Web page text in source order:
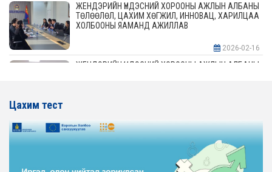
ЖЕНДЭРИЙН ҮНДЭСНИЙ ХОРООНЫ АЖЛЫН АЛБАНЫ
ТӨЛӨӨЛӨЛ, ЦАХИМ ХӨГЖИЛ, ИННОВАЦ, ХАРИЛЦАА
ХОЛБООНЫ ЯАМАНД АЖИЛЛАВ
2026-02-16
ЖЕНДЭРИЙН ҮНДЭСНИЙ ХОРООНЫ АЖЛЫН АЛБАНЫ
ЖЕНДЭРИЙН ҮНДЭСНИЙ ХОРООНЫ АЖЛЫН АЛБАНЫ
ТӨЛӨӨЛӨЛ ХОТ БАЙГУУЛАЛТ, БАРИЛГА, ОРОН
СУУЦЖУУЛАЛТЫН ЯАМАНД АЖИЛЛАВ
2026-02-16
Цахим тест